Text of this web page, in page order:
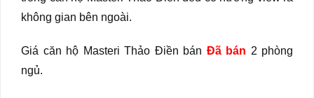
không gian bên ngoài.
Giá căn hộ Masteri Thảo Điền bán Đã bán 2 phòng
ngủ.